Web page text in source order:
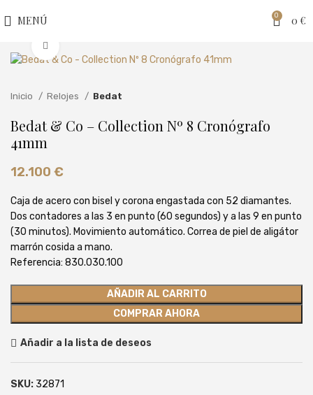
MENÚ 0 0 €
Inicio Relojes Bedat
Bedat & Co – Collection Nº 8 Cronógrafo
41mm
12.100 €
Caja de acero con bisel y corona engastada con 52 diamantes.
Dos contadores a las 3 en punto (60 segundos) y a las 9 en punto
(30 minutos). Movimiento automático. Correa de piel de aligátor
marrón cosida a mano.
Referencia: 830.030.100
AÑADIR AL CARRITO
COMPRAR AHORA
Añadir a la lista de deseos
SKU: 32871